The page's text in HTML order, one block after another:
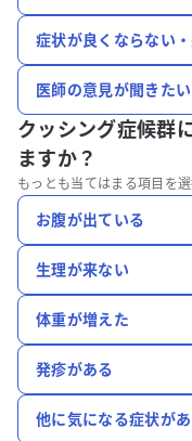
症状が良くならない
医師の意見が聞きた
クッシング症候群
ますか？
もっとも当てはまる項目を選
お腹が出ている
生理が来ない
体重が増えた
発疹がある
他に気になる症状が